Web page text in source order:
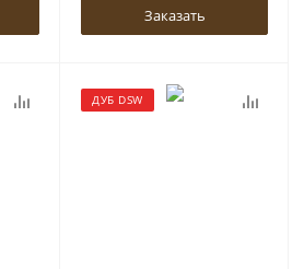
Заказать
ДУБ DSW